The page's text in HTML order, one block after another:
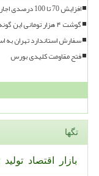
افزایش 70 تا 100 درصدی اجاره بها در تهران
گوشت ۴ هزار تومانی این گونه میلیونی قیمت خورد
سفارش استاندارد تهران به
فتح مقاومت کلیدی بورس
تگها
بازار اقتصاد تولید